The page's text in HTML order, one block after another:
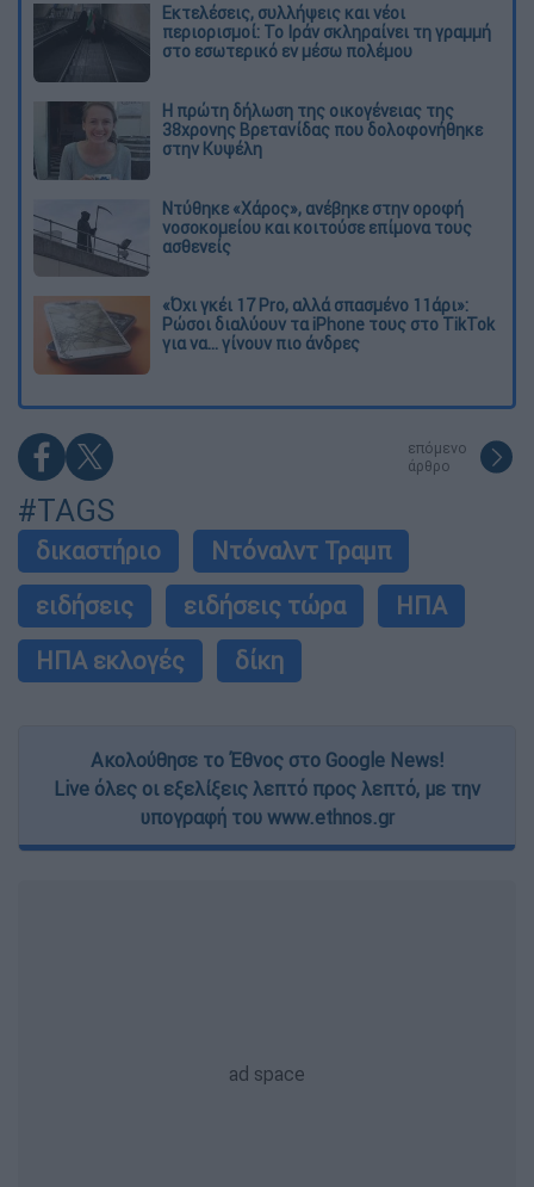
Εκτελέσεις, συλλήψεις και νέοι
περιορισμοί: Το Ιράν σκληραίνει τη γραμμή
στο εσωτερικό εν μέσω πολέμου
Η πρώτη δήλωση της οικογένειας της
38χρονης Βρετανίδας που δολοφονήθηκε
στην Κυψέλη
Ντύθηκε «Χάρος», ανέβηκε στην οροφή
νοσοκομείου και κοιτούσε επίμονα τους
ασθενείς
«Όχι γκέι 17 Pro, αλλά σπασμένο 11άρι»:
Ρώσοι διαλύουν τα iPhone τους στο TikTok
για να... γίνουν πιο άνδρες
επόμενο
άρθρο
#TAGS
δικαστήριο
Ντόναλντ Τραμπ
ειδήσεις
ειδήσεις τώρα
ΗΠΑ
ΗΠΑ εκλογές
δίκη
Ακολούθησε το Έθνος στο Google News!
Live όλες οι εξελίξεις λεπτό προς λεπτό, με την
υπογραφή του www.ethnos.gr